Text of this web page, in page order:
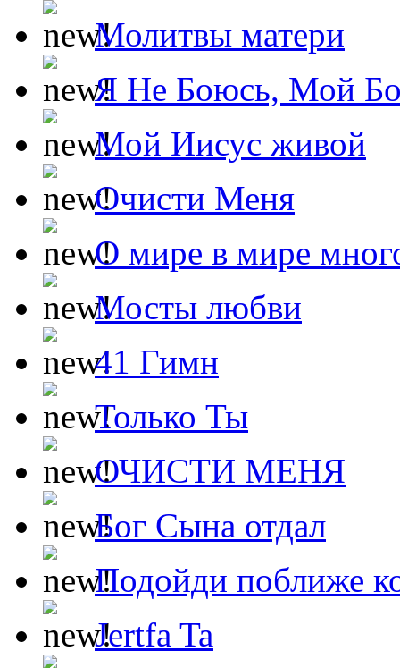
Молитвы матери
Я Не Боюсь, Мой
Мой Иисус живой
Очисти Меня
О мире в мире
Мосты любви
41 Гимн
Только Ты
ОЧИСТИ МЕНЯ
Бог Сына отдал
Подойди поближе
Jertfa Ta